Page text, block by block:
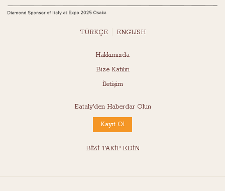
TÜRKÇE ENGLISH
Hakkımızda
Bize Katılın
İletişim
Eataly'den Haberdar Olun
Kayıt Ol
BİZİ TAKİP EDİN